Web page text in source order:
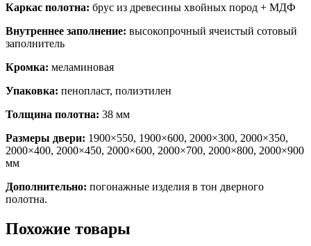
Каркас полотна: брус из древесины хвойных пород + МДФ
Внутреннее заполнение: высокопрочный ячеистый сотовый
заполнитель
Кромка: меламиновая
Упаковка: пенопласт, полиэтилен
Толщина полотна: 38 мм
Размеры двери: 1900×550, 1900×600, 2000×300, 2000×350,
2000×400, 2000×450, 2000×600, 2000×700, 2000×800, 2000×900
мм
Дополнительно: погонажные изделия в тон дверного
полотна.
Похожие товары